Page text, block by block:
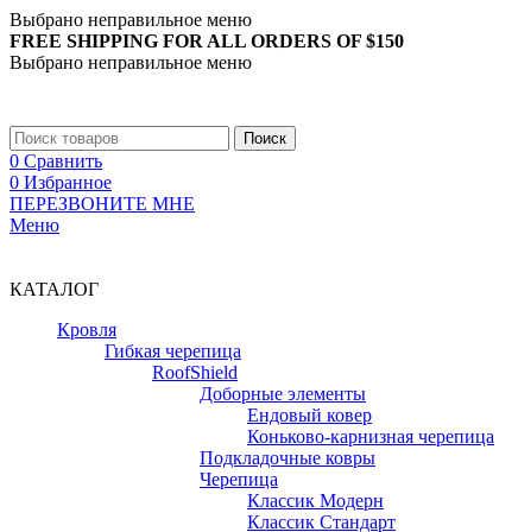
Выбрано неправильное меню
FREE SHIPPING FOR ALL ORDERS OF $150
Выбрано неправильное меню
Поиск
0 Сравнить
0 Избранное
ПЕРЕЗВОНИТЕ МНЕ
Меню
КАТАЛОГ
Кровля
Гибкая черепица
RoofShield
Доборные элементы
Ендовый ковер
Коньково-карнизная черепица
Подкладочные ковры
Черепица
Классик Модерн
Классик Стандарт